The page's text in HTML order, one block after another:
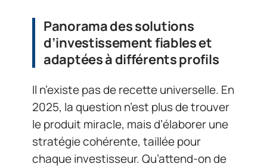
Panorama des solutions
d’investissement fiables et
adaptées à différents profils
Il n’existe pas de recette universelle. En
2025, la question n’est plus de trouver
le produit miracle, mais d’élaborer une
stratégie cohérente, taillée pour
chaque investisseur. Qu’attend-on de